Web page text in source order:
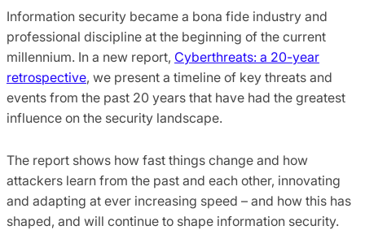
Information security became a bona fide industry and
professional discipline at the beginning of the current
millennium. In a new report, Cyberthreats: a 20-year
retrospective, we present a timeline of key threats and
events from the past 20 years that have had the greatest
influence on the security landscape.
The report shows how fast things change and how
attackers learn from the past and each other, innovating
and adapting at ever increasing speed – and how this has
shaped, and will continue to shape information security.